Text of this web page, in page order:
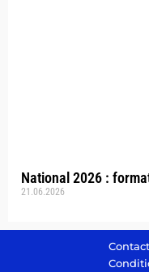
National 2026 :
21.06.2026
Contact